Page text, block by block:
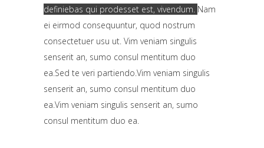
definiebas qui prodesset est, vivendum. Nam
ei eirmod consequuntur, quod nostrum
consectetuer usu ut. Vim veniam singulis
senserit an, sumo consul mentitum duo
ea.Sed te veri partiendo.Vim veniam singulis
senserit an, sumo consul mentitum duo
ea.Vim veniam singulis senserit an, sumo
consul mentitum duo ea.